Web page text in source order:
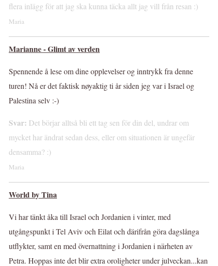
flera inlägg för att jag ska kunna täcka allt jag vill från resan :)
Maria
Marianne - Glimt av verden
Spennende å lese om dine opplevelser og inntrykk fra denne
turen! Nå er det faktisk nøyaktig ti år siden jeg var i Israel og
Palestina selv :-)
Svar: Det börjar alltså bli ett tag sen för din del, undrar om
mycket har ändrat sedan dess, eller om situationen är ungefär
densamma? :)
Maria
World by Tina
Vi har tänkt åka till Israel och Jordanien i vinter, med
utgångspunkt i Tel Aviv och Eilat och därifrån göra dagslånga
utflykter, samt en med övernattning i Jordanien i närheten av
Petra. Hoppas inte det blir extra oroligheter under julveckan...kan